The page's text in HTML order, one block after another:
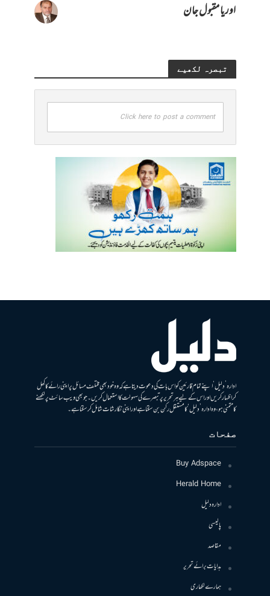
اوریا مقبول جان
تبصرہ لکھیے
Click here to post a comment
ادارہ ’دلیل‘ اپنے تمام قارئین کو اس بات کی دعوت دیتا ہے کہ وہ خود بھی مختلف مسائل پر اپنی رائے کا کھل
کر اظہار کریں اور اس کے لیے ہر تحریر پر تبصرے کی سہولت کا استعمال کریں۔ جو بھی ویب سائٹ پر لکھنے
کا متمنی ہو، وہ ادارہ ’دلیل‘ کا مستقل رکن بن سکتا ہے اور اپنی نگارشات شامل کرسکتا ہے۔
صفحات
Buy Adspace
Herald Home
ادارہ دلیل
پالیسی
مقاصد
ہدایات برائے تحریر
ہمارے لکھاری